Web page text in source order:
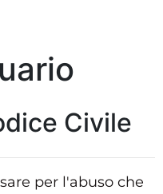
Civile
per l'abuso che